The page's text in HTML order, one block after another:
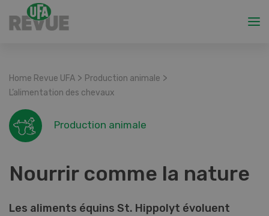
Home Revue UFA > Production animale >
L’alimentation des chevaux
Production animale
Nourrir comme la nature
Les aliments équins St. Hippolyt évoluent